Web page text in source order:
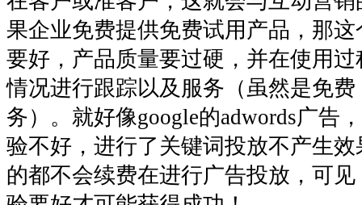
果企业免费提供免费试用产品，那
要好，产品质量要过硬，并在使用
情况进行跟踪以及服务（虽然是免
务）。就好像google的adwords广告
验不好，进行了关键词投放不产生
的都不会续费在进行广告投放，可